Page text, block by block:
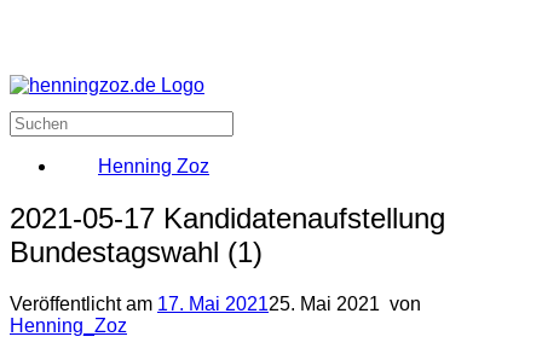
Henning Zoz
2021-05-17 Kandidatenaufstellung
Bundestagswahl (1)
Veröffentlicht am 17. Mai 202125. Mai 2021 von
Henning_Zoz